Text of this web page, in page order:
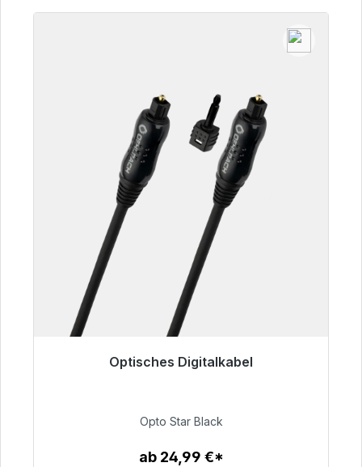
Optisches Digitalkabel
93,00 €
Opto Star Black
ab 24,99 €*